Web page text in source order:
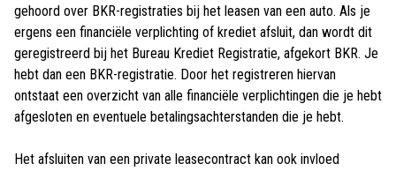
gehoord over BKR-registraties bij het leasen van een auto. Als je
ergens een financiële verplichting of krediet afsluit, dan wordt dit
geregistreerd bij het Bureau Krediet Registratie, afgekort BKR. Je
hebt dan een BKR-registratie. Door het registreren hiervan
ontstaat een overzicht van alle financiële verplichtingen die je hebt
afgesloten en eventuele betalingsachterstanden die je hebt.
Het afsluiten van een private leasecontract kan ook invloed